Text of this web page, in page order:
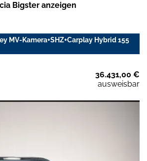
Bigster anzeigen
MV-Kamera+SHZ+Carplay Hybrid 155
36.431,00 €
ausweisbar